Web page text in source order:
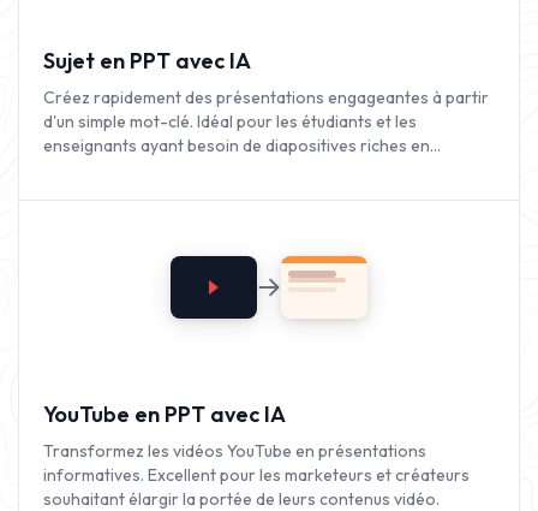
Sujet en PPT avec IA
Créez rapidement des présentations engageantes à partir
d'un simple mot-clé. Idéal pour les étudiants et les
enseignants ayant besoin de diapositives riches en
YouTube en PPT avec IA
Transformez les vidéos YouTube en présentations
informatives. Excellent pour les marketeurs et créateurs
souhaitant élargir la portée de leurs contenus vidéo.